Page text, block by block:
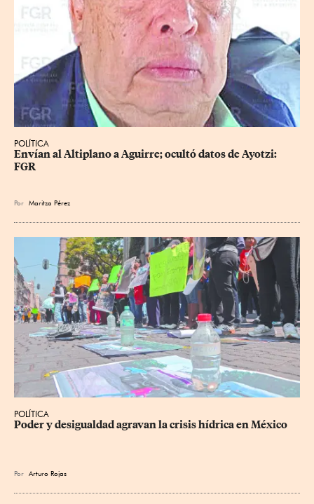
POLÍTICA
Envían al Altiplano a Aguirre; ocultó datos de Ayotzi:
FGR
Por Maritza Pérez
POLÍTICA
Poder y desigualdad agravan la crisis hídrica en México
Por Arturo Rojas